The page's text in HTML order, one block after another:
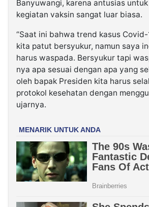
Banyuwangi, karena antusias
kegiatan vaksin sangat luar biasa.
“Saat ini bahwa trend kasus
kita patut bersyukur, namun saya
harus waspada. Bersyukur tapi
nya apa sesuai dengan apa yang
oleh bapak Presiden kita harus
protokol kesehatan dengan
ujarnya.